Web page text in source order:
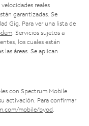
reales
garantizadas. Se
Gig. Para ver una lista de
. Servicios sujetos a
los cuales están
las áreas. Se aplican
con Spectrum Mobile.
activación. Para confirmar
mobile/byod